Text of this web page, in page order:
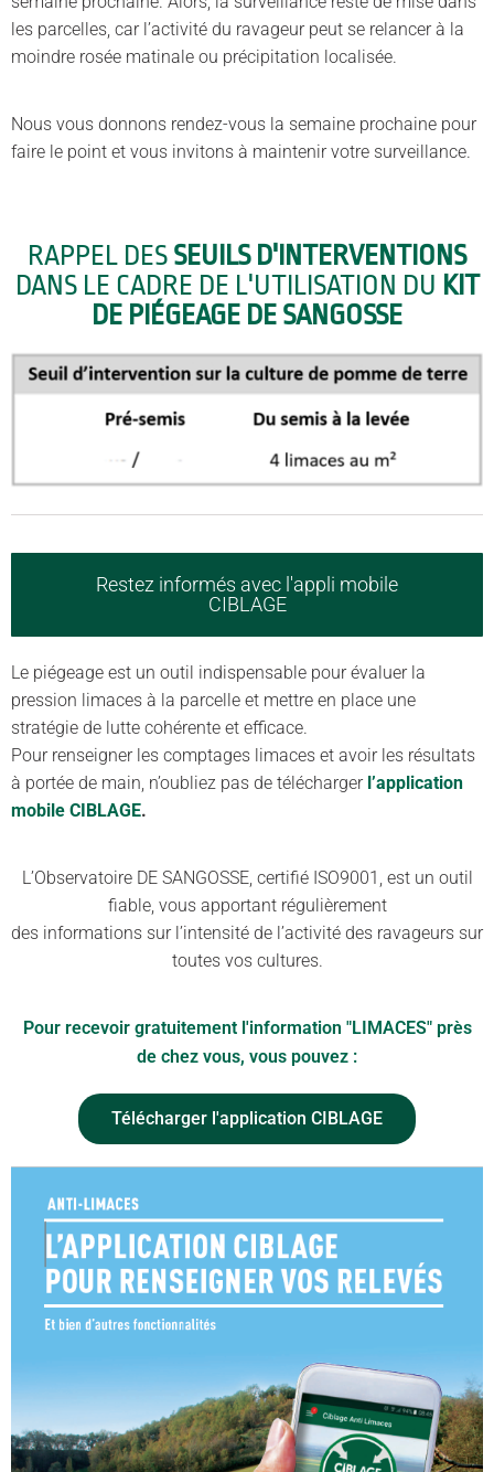
les parcelles, car l’activité du ravageur peut se relancer à la
moindre rosée matinale ou précipitation localisée.
Nous vous donnons rendez-vous la semaine prochaine pour
faire le point et vous invitons à maintenir votre surveillance.
RAPPEL DES SEUILS D'INTERVENTIONS
DANS LE CADRE DE L'UTILISATION DU KIT
DE PIÉGEAGE DE SANGOSSE
Restez informés avec l'appli mobile
CIBLAGE
Le piégeage est un outil indispensable pour évaluer la
pression limaces à la parcelle et mettre en place une
stratégie de lutte cohérente et efficace.
Pour renseigner les comptages limaces et avoir les résultats
à portée de main, n’oubliez pas de télécharger l’application
mobile CIBLAGE.
L’Observatoire DE SANGOSSE, certifié ISO9001, est un outil
fiable, vous apportant régulièrement
des informations sur l’intensité de l’activité des ravageurs sur
toutes vos cultures.
Pour recevoir gratuitement l'information "LIMACES" près
de chez vous, vous pouvez :
Télécharger l'application CIBLAGE